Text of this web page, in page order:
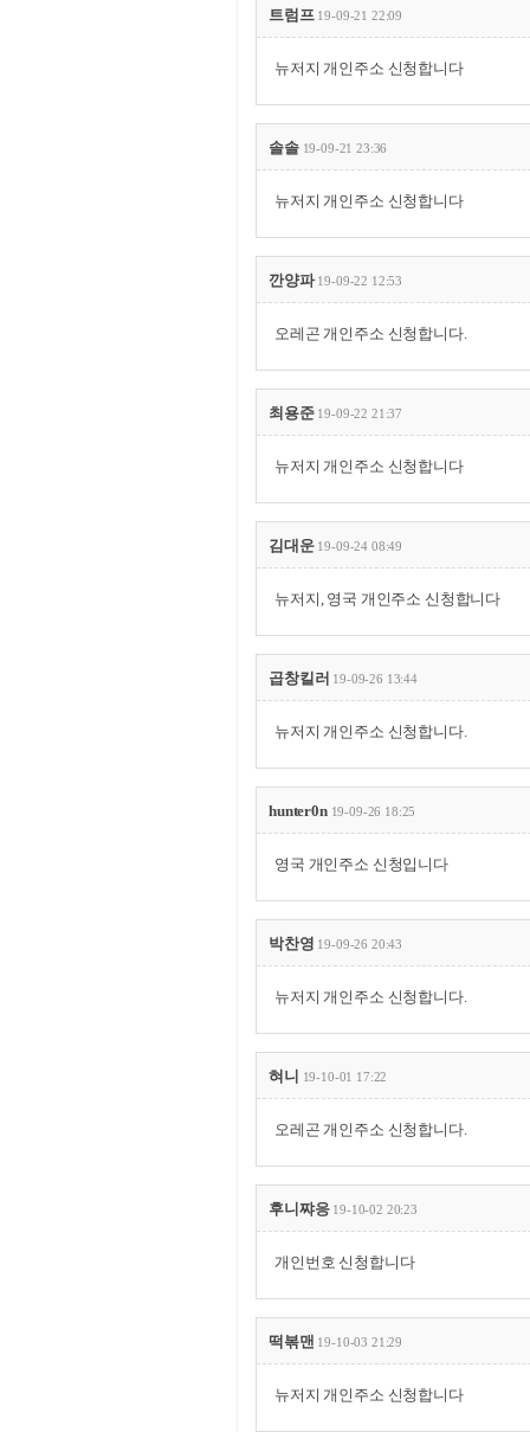
트럼프 19-09-21 22:09
뉴저지 개인주소 신청합니다
솔솔 19-09-21 23:36
뉴저지 개인주소 신청합니다
깐양파 19-09-22 12:53
오레곤 개인주소 신청합니다.
최용준 19-09-22 21:37
뉴저지 개인주소 신청합니다
김대운 19-09-24 08:49
뉴저지, 영국 개인주소 신청합니다
곱창킬러 19-09-26 13:44
뉴저지 개인주소 신청합니다.
hunter0n 19-09-26 18:25
영국 개인주소 신청입니다
박찬영 19-09-26 20:43
뉴저지 개인주소 신청합니다.
혀니 19-10-01 17:22
오레곤 개인주소 신청합니다.
후니쨔응 19-10-02 20:23
개인번호 신청합니다
떡볶맨 19-10-03 21:29
뉴저지 개인주소 신청합니다